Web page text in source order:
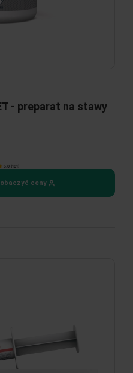
- preparat na stawy
5.0 (101)
ceny